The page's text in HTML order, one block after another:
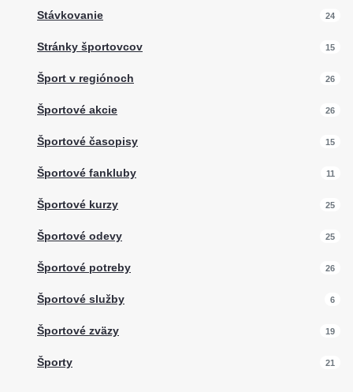
Stávkovanie 24
Stránky športovcov 15
Šport v regiónoch 26
Športové akcie 26
Športové časopisy 15
Športové fankluby 11
Športové kurzy 25
Športové odevy 25
Športové potreby 26
Športové služby 6
Športové zväzy 19
Športy 21